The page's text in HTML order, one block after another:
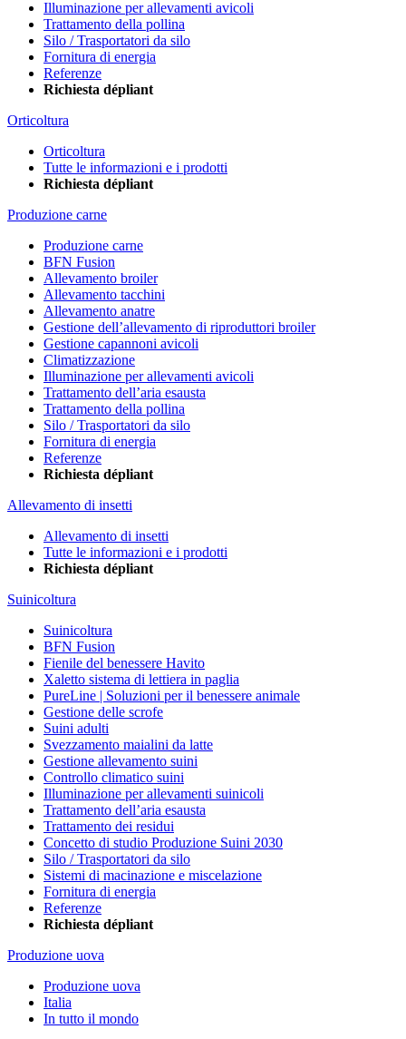
Illuminazione per allevamenti avicoli
Trattamento della pollina
Silo / Trasportatori da silo
Fornitura di energia
Referenze
Richiesta dépliant
Orticoltura
Orticoltura
Tutte le informazioni e i prodotti
Richiesta dépliant
Produzione carne
Produzione carne
BFN Fusion
Allevamento broiler
Allevamento tacchini
Allevamento anatre
Gestione dell’allevamento di riproduttori broiler
Gestione capannoni avicoli
Climatizzazione
Illuminazione per allevamenti avicoli
Trattamento dell’aria esausta
Trattamento della pollina
Silo / Trasportatori da silo
Fornitura di energia
Referenze
Richiesta dépliant
Allevamento di insetti
Allevamento di insetti
Tutte le informazioni e i prodotti
Richiesta dépliant
Suinicoltura
Suinicoltura
BFN Fusion
Fienile del benessere Havito
Xaletto sistema di lettiera in paglia
PureLine | Soluzioni per il benessere animale
Gestione delle scrofe
Suini adulti
Svezzamento maialini da latte
Gestione allevamento suini
Controllo climatico suini
Illuminazione per allevamenti suinicoli
Trattamento dell’aria esausta
Trattamento dei residui
Concetto di studio Produzione Suini 2030
Silo / Trasportatori da silo
Sistemi di macinazione e miscelazione
Fornitura di energia
Referenze
Richiesta dépliant
Produzione uova
Produzione uova
Italia
In tutto il mondo